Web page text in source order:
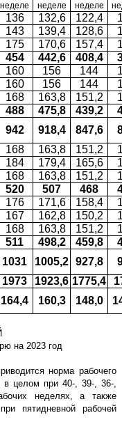
неделе
неделе
неделе
136 132,6 122,4
143 139,4 128,6
175 170,6 157,4
454 442,6 408,4
160 156 144
160 156 144
168 163,8 151,2
488 475,8 439,2
942 918,4 847,6
168 163,8 151,2
184 179,4 165,6
168 163,8 151,2
520 507 468
176 171,6 158,4
167 162,8 150,2
168 163,8 151,2
511 498,2 459,8
1031 1005,2 927,8
1973 1923,6 1775,4
164,4 160,3 148,0
на 2023 год
норма рабочего
в целом при 40-, 39-, 36-,
неделях, а также
пятидневной рабочей